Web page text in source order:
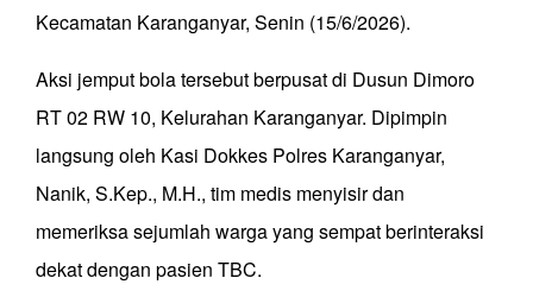
Kecamatan Karanganyar, Senin (15/6/2026).
Aksi jemput bola tersebut berpusat di Dusun Dimoro
RT 02 RW 10, Kelurahan Karanganyar. Dipimpin
langsung oleh Kasi Dokkes Polres Karanganyar,
Nanik, S.Kep., M.H., tim medis menyisir dan
memeriksa sejumlah warga yang sempat berinteraksi
dekat dengan pasien TBC.